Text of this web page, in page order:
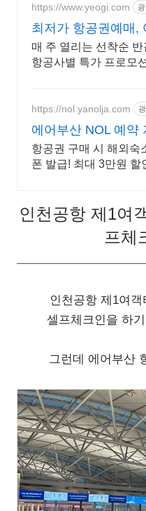
https://www.yeogi.com
최저가 항공권예매,
매 주 선착순 항공권
매 주 열리는 선착순 반
항공사별 특가 프로모
https://nol.yanolja.com
에어부산 NOL 예약
해외노선 특가
항공권 구매 시 해외숙
폰 발급! 최대 3만원 할
인천공항 제1여
프체
인천공항 제1여
셀프체크인을 하
그런데 에어부산